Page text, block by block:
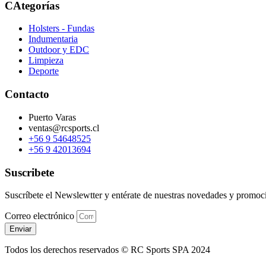
CAtegorías
Holsters - Fundas
Indumentaria
Outdoor y EDC
Limpieza
Deporte
Contacto
Puerto Varas
ventas@rcsports.cl
+56 9 54648525
+56 9 42013694
Suscribete
Suscríbete el Newslewtter y entérate de nuestras novedades y
Correo electrónico
Enviar
Todos los derechos reservados © RC Sports SPA 2024